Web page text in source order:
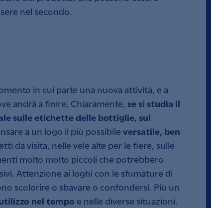
nel secondo.
in cui parte una nuova attività, e a
andrà a finire. Chiaramente, se si studia il
sulle etichette delle bottiglie, sui
a un logo il più possibileversatile, ben
da visita, nelle vele alte per le fiere, sulle
molto molto piccoli che potrebbero
Attenzione ai loghi con le sfumature di
scolorire o sbavare o confondersi. Più un
nel tempo e nelle diverse situazioni.